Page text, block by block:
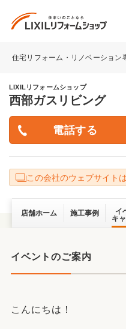
住宅リフォーム・リノベーショ
LIXILリフォームショップ
西部ガスリビング
この会社のウェブサイト
店舗ホーム 施工事例
イ
キ
イベントのご案内
こんにちは！